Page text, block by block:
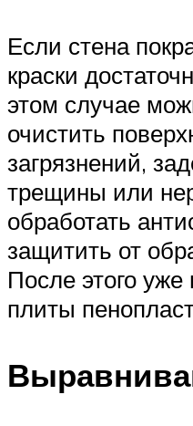
Если стена
краски
этом случае
очистить
загрязнений,
трещины или
обработать
защитить от
После этого
плиты